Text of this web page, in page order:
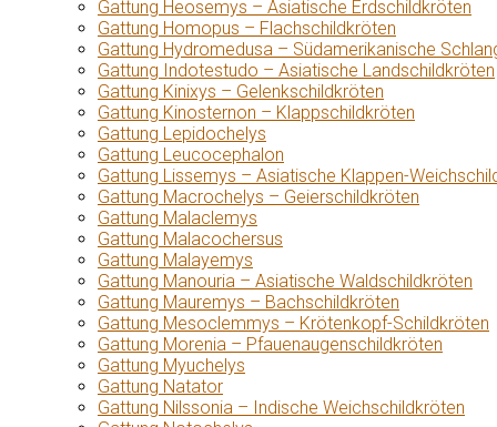
Gattung Heosemys – Asiatische Erdschildkröten
Gattung Homopus – Flachschildkröten
Gattung Hydromedusa – Südamerikanische
Gattung Indotestudo – Asiatische Landschildkröten
Gattung Kinixys – Gelenkschildkröten
Gattung Kinosternon – Klappschildkröten
Gattung Lepidochelys
Gattung Leucocephalon
Gattung Lissemys – Asiatische Klappen-
Gattung Macrochelys – Geierschildkröten
Gattung Malaclemys
Gattung Malacochersus
Gattung Malayemys
Gattung Manouria – Asiatische Waldschildkröten
Gattung Mauremys – Bachschildkröten
Gattung Mesoclemmys – Krötenkopf-Schildkröten
Gattung Morenia – Pfauenaugenschildkröten
Gattung Myuchelys
Gattung Natator
Gattung Nilssonia – Indische Weichschildkröten